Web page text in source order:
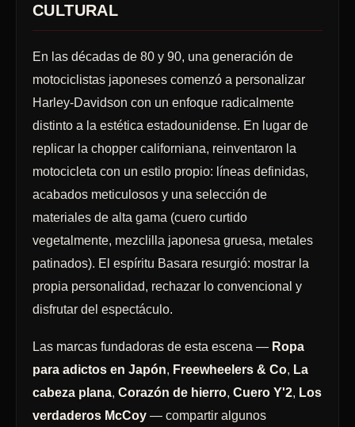
CULTURAL
En las décadas de 80 y 90, una generación de
motociclistas japoneses comenzó a personalizar
Harley-Davidson con un enfoque radicalmente
distinto a la estética estadounidense. En lugar de
replicar la chopper californiana, reinventaron la
motocicleta con un estilo propio: líneas definidas,
acabados meticulosos y una selección de
materiales de alta gama (cuero curtido
vegetalmente, mezclilla japonesa gruesa, metales
patinados). El espíritu Basara resurgió: mostrar la
propia personalidad, rechazar lo convencional y
disfrutar del espectáculo.
Las marcas fundadoras de esta escena — Ropa
para adictos en Japón, Freewheelers & Co, La
cabeza plana, Corazón de hierro, Cuero Y'2, Los
verdaderos McCoy — compartir algunos